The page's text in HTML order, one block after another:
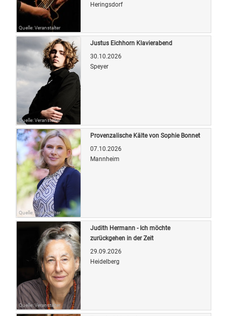
Quelle: Veranstalter
Heringsdorf
Quelle: Veranstalter
Justus Eichhorn Klavierabend
30.10.2026
Speyer
Quelle: Veranstalter
Provenzalische Kälte von Sophie Bonnet
07.10.2026
Mannheim
Quelle: Veranstalter
Judith Hermann - Ich möchte
zurückgehen in der Zeit
29.09.2026
Heidelberg